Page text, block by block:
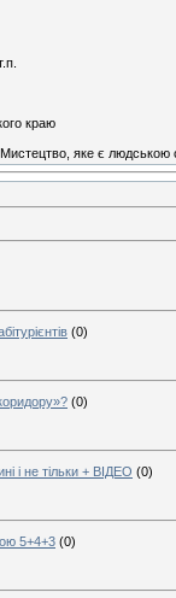
краю
яке є
(0)
(0)
і не тільки + ВІДЕО (0)
5+4+3 (0)